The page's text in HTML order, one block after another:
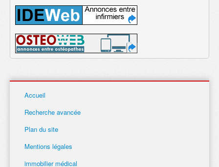
Accueil
Recherche avancée
Plan du site
Mentions légales
immobilier médical